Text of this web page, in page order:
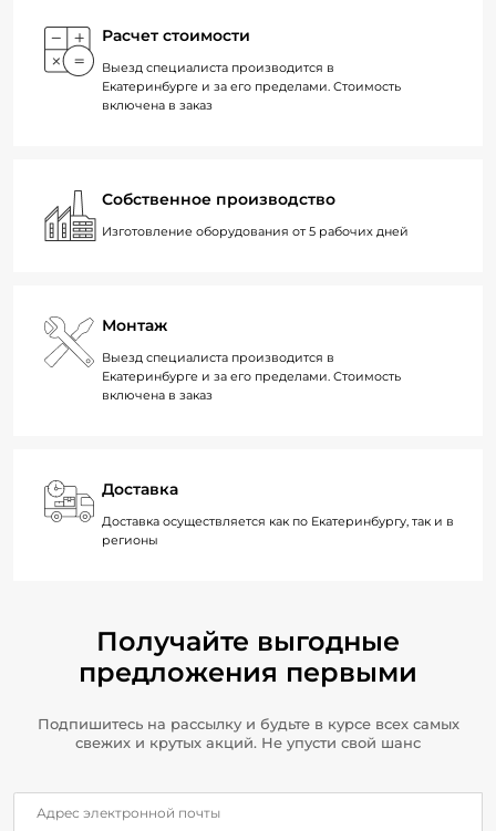
Расчет стоимости
Выезд специалиста производится в
Екатеринбурге и за его пределами. Стоимость
включена в заказ
Собственное производство
Изготовление оборудования от 5 рабочих дней
Монтаж
Выезд специалиста производится в
Екатеринбурге и за его пределами. Стоимость
включена в заказ
Доставка
Доставка осуществляется как по Екатеринбургу, так и в
регионы
Получайте выгодные
предложения первыми
Подпишитесь на рассылку и будьте в курсе всех самых
свежих и крутых акций. Не упусти свой шанс